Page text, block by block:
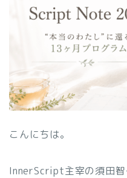
こんにちは。
InnerScript主宰の須田智